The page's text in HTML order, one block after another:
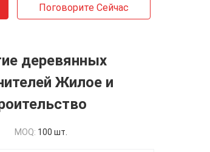
Поговорите Сейчас
деревянных
Жилое и
MOQ: 100 шт.